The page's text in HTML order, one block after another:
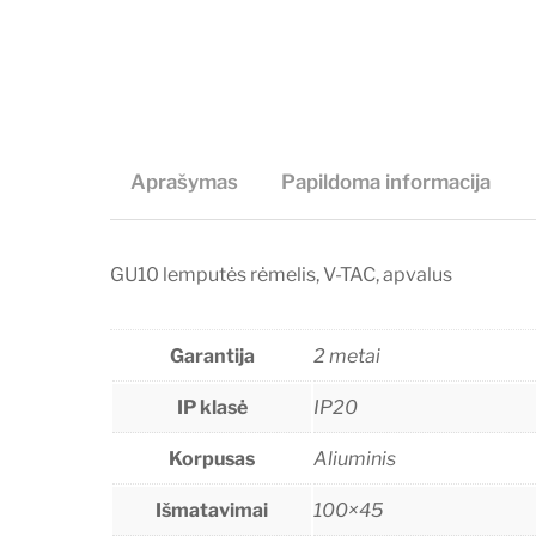
Aprašymas Papildoma informacija
GU10 lemputės rėmelis, V-TAC, apvalus
Garantija 2 metai
IP klasė IP20
Korpusas Aliuminis
Išmatavimai 100×45